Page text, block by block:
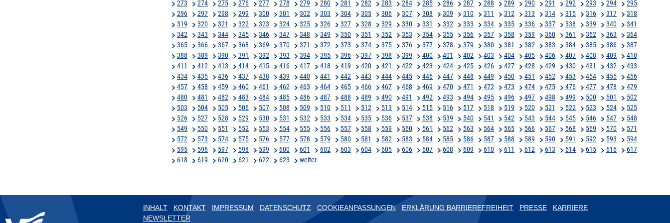
273 274 275 276 277 278 279 280 281 282 283 284 285 286 287 288 289 290 291 292 293 294
295
296
297 298 299 300 301 302 303 304 305 306 307 308 309 310 311 312 313 314 315 316 317
318
319
320 321 322 323 324 325 326 327 328 329 330 331 332 333 334 335 336 337 338 339 340
341
342
343 344 345 346 347 348 349 350 351 352 353 354 355 356 357 358 359 360 361 362 363
364
365
366 367 368 369 370 371 372 373 374 375 376 377 378 379 380 381 382 383 384 385 386
387
388
389 390 391 392 393 394 395 396 397 398 399 400 401 402 403 404 405 406 407 408 409
410
411
412 413 414 415 416 417 418 419 420 421 422 423 424 425 426 427 428 429 430 431 432
433
434
435 436 437 438 439 440 441 442 443 444 445 446 447 448 449 450 451 452 453 454 455
456
457
458 459 460 461 462 463 464 465 466 467 468 469 470 471 472 473 474 475 476 477 478
479
480
481 482 483 484 485 486 487 488 489 490 491 492 493 494 495 496 497 498 499 500 501
502
503
504 505 506 507 508 509 510 511 512 513 514 515 516 517 518 519 520 521 522 523 524
525
526
527 528 529 530 531 532 533 534 535 536 537 538 539 540 541 542 543 544 545 546 547
548
549
550 551 552 553 554 555 556 557 558 559 560 561 562 563 564 565 566 567 568 569 570
571
572
573 574 575 576 577 578 579 580 581 582 583 584 585 586 587 588 589 590 591 592 593
594
595
596 597 598 599 600 601 602 603 604 605 606 607 608 609 610 611 612 613 614 615 616
617
618
619 620 621 622 623 weiter
INHALT KONTAKT IMPRESSUM DATENSCHUTZ COOKIEANPASSUNGEN ERKLÄRUNG BARRIEREFREIHEIT PRESSE
KARRIERE
NEWSLETTER